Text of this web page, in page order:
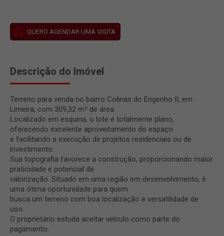
QUERO AGENDAR UMA VISITA
Descrição do Imóvel
Terreno para venda no bairro Colinas do Engenho II, em
Limeira, com 309,32 m² de área.
Localizado em esquina, o lote é totalmente plano,
oferecendo excelente aproveitamento do espaço
e facilitando a execução de projetos residenciais ou de
investimento.
Sua topografia favorece a construção, proporcionando maior
praticidade e potencial de
valorização. Situado em uma região em desenvolvimento, é
uma ótima oportunidade para quem
busca um terreno com boa localização e versatilidade de
uso.
O proprietário estuda aceitar veículo como parte do
pagamento.